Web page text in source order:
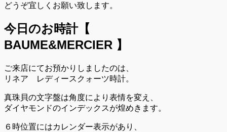
どうぞ宜しくお願い致します。
今日のお時計【
BAUME&MERCIER 】
ご来店にてお預かりしましたのは、
リネア レディースクォーツ時計。
真珠貝の文字盤は角度により表情を変え、
ダイヤモンドのインデックスが煌めきます。
６時位置にはカレンダー表示があり、